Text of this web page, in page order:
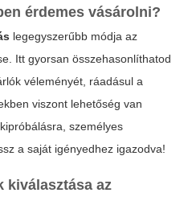
érdemes vásárolni?
legegyszerűbb módja az
Itt gyorsan összehasonlíthatod
véleményét, ráadásul a
viszont lehetőség van
személyes
a saját igényedhez igazodva!
kiválasztása az